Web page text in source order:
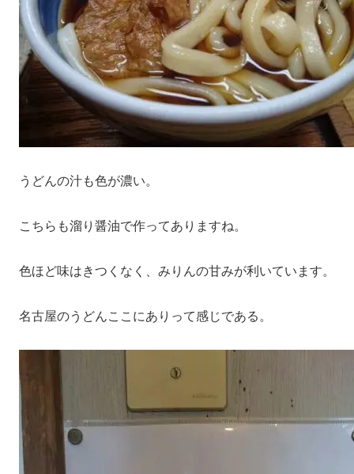
うどんの汁も色が濃い。
こちらも溜り醤油で作ってありますね。
色ほど味はきつくなく、みりんの甘みが利いています。
名古屋のうどんここにありって感じである。